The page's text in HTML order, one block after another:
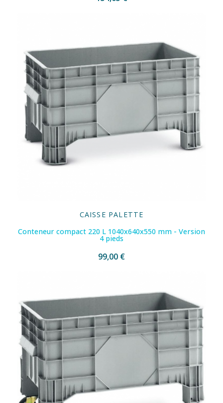
CAISSE PALETTE
Conteneur compact 220 L 1040x640x550 mm - Version
4 pieds
99,00 €